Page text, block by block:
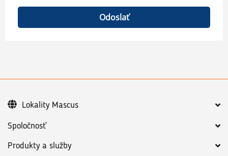
Odoslať
Spoločnosť
Produkty a služby
Lokality Mascus